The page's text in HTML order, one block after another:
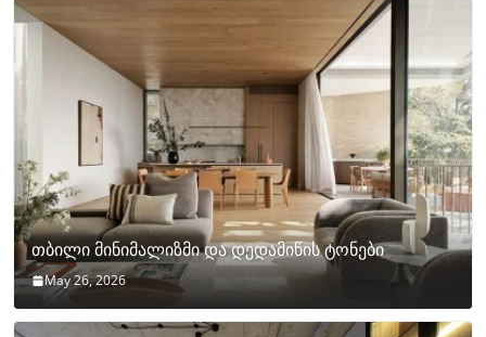
თბილი მინიმალიზმი და დედამიწის ტონები
May 26, 2026